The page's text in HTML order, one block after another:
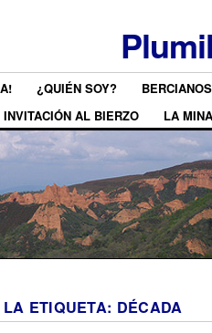
¿QUIÉN SOY?
AL BIERZO
LA MINA
ETIQUETA: DÉCADA